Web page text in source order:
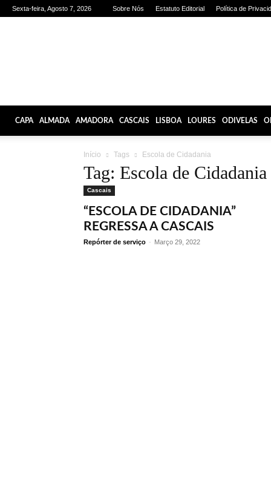
Sexta-feira, Agosto 7, 2026 Sobre Nós Estatuto Editorial Política de
CAPA ALMADA AMADORA CASCAIS LISBOA LOURES ODIVELAS
Início Tags Escola de Cidadania
Tag: Escola de Cidadania
Cascais
“ESCOLA DE CIDADANIA”
REGRESSA A CASCAIS
Repórter de serviço - Março 29, 2022